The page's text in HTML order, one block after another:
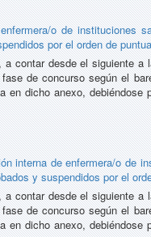
o de instituciones
por el orden de
contar desde el siguiente a
de concurso según el
en dicho anexo, debiéndose
interna de enfermera/o de
y suspendidos por el
contar desde el siguiente a
de concurso según el
en dicho anexo, debiéndose